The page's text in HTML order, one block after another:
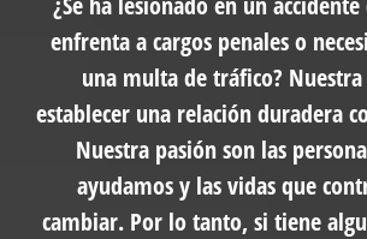
enfrenta a cargos penales o
una multa de tráfico?
establecer una relación duradera
Nuestra pasión son las
ayudamos y las vidas que
cambiar. Por lo tanto, si tiene